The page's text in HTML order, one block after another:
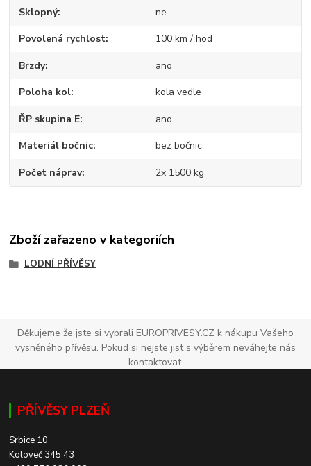
Sklopný ne
Povolená rychlost 100 km / hod
Brzdy ano
Poloha kol kola vedle
ŘP skupina E ano
Materiál bočnic bez bočnic
Počet náprav 2x 1500 kg
Zboží zařazeno v kategoriích
LODNÍ PŘÍVĚSY
Děkujeme že jste si vybrali EUROPRIVESY.CZ k nákupu Vašeho
vysněného přívěsu. Pokud si nejste jist s výběrem neváhejte nás
kontaktovat.
PŘÍVĚSY PLZEŇ
Srbice 10
Koloveč 345 43